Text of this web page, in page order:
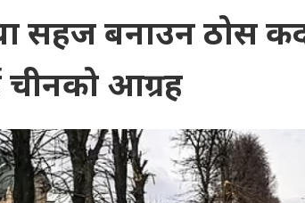
सहज बनाउन ठोस
चीनको आग्रह